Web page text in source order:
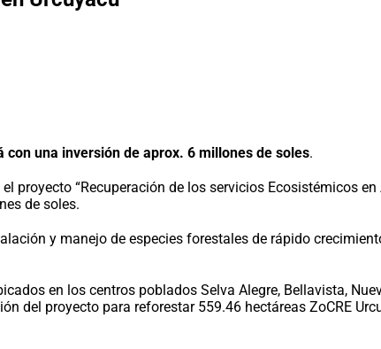
con una inversión de aprox. 6 millones de soles.
proyecto “Recuperación de los servicios Ecosistémicos
de soles.
y manejo de especies forestales de rápido
en los centros poblados Selva Alegre, Bellavista,
del proyecto para reforestar 559.46 hectáreas ZoCRE